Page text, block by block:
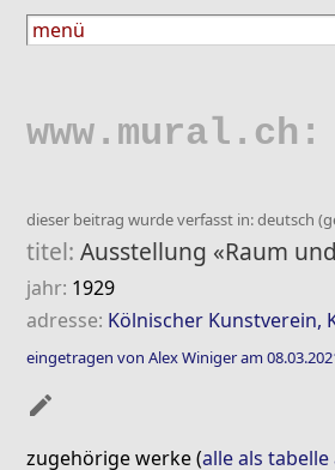
www.mural.ch:
dieser beitrag wurde verfasst in: deutsch
titel:Ausstellung «Raum
jahr: 1929
adresse: Kölnischer Kunstverein,
eingetragen von Alex Winiger am
mode_edit
zugehörige werke (alle als